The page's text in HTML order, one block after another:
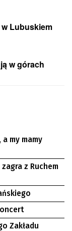
w Lubuskiem
w górach
my mamy
z Ruchem
Zakładu